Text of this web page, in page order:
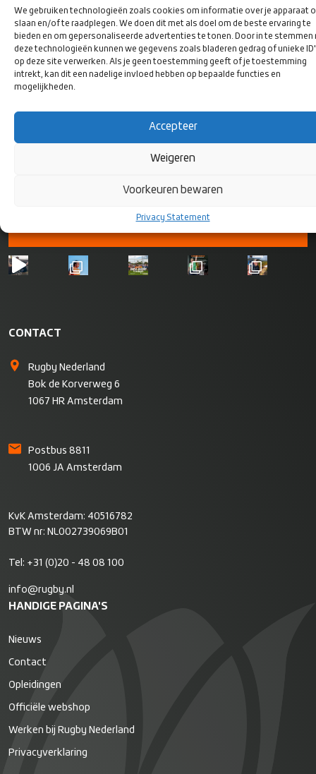
We gebruiken technologieën zoals cookies om informatie over je apparaat
slaan en/of te raadplegen. We doen dit met als doel om de beste ervaring te
bieden en om gepersonaliseerde advertenties te tonen. Door in te stemmen
deze technologieën kunnen we gegevens zoals bladeren gedrag of unieke
op deze site verwerken. Als je geen toestemming geeft of je toestemming
intrekt, kan dit een nadelige invloed hebben op bepaalde functies en
mogelijkheden.
Accepteer
Weigeren
Voorkeuren bewaren
Privacy Statement
VOORSCHRIFTEN & BESLUITEN
CONTACT
Rugby Nederland
Bok de Korverweg 6
1067 HR Amsterdam
Postbus 8811
1006 JA Amsterdam
KvK Amsterdam: 40516782
BTW nr: NL002739069B01
Tel: +31 (0)20 - 48 08 100
info@rugby.nl
HANDIGE PAGINA'S
Nieuws
Contact
Opleidingen
Officiële webshop
Werken bij Rugby Nederland
Privacyverklaring